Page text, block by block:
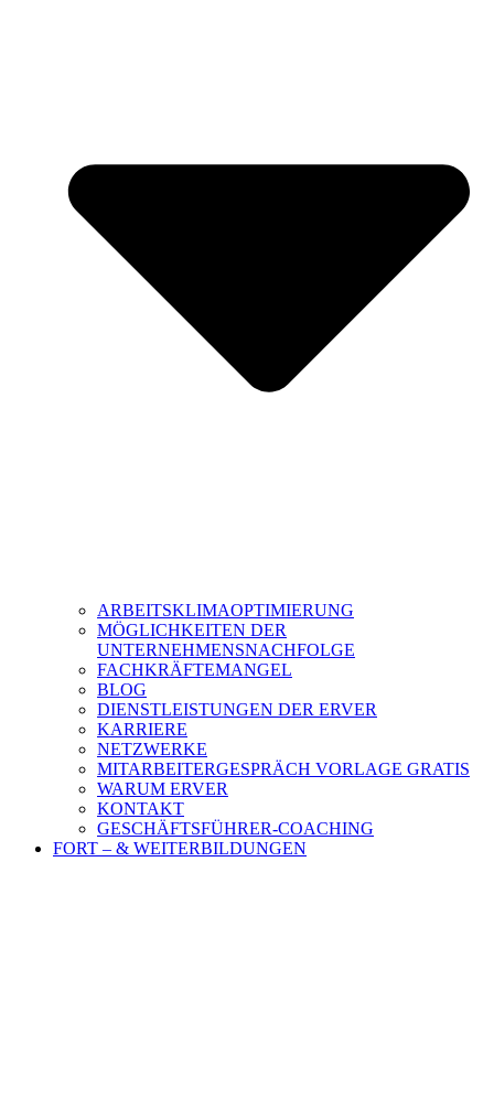
ARBEITSKLIMAOPTIMIERUNG
MÖGLICHKEITEN DER
UNTERNEHMENSNACHFOLGE
FACHKRÄFTEMANGEL
BLOG
DIENSTLEISTUNGEN DER ERVER
KARRIERE
NETZWERKE
MITARBEITERGESPRÄCH VORLAGE GRATIS
WARUM ERVER
KONTAKT
GESCHÄFTSFÜHRER-COACHING
FORT – & WEITERBILDUNGEN